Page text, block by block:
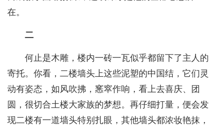
在。
二
何止是木雕，楼内一砖一瓦似乎都留下了主人的
寄托。你看，二楼墙头上这些泥塑的中国结，它们灵
动有姿态，如风吹拂，窸窣作响，看上去喜庆、团
圆，很切合土楼大家族的梦想。再仔细打量，便会发
现二楼有一道墙头特别扎眼，其他墙头都浓妆艳抹，